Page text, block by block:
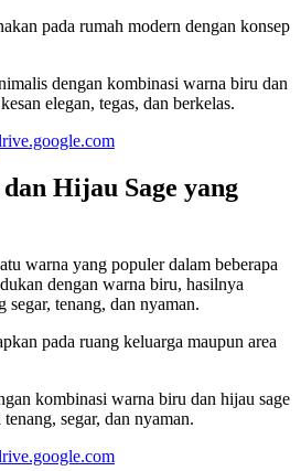
pada rumah modern dengan konsep
Hijau Sage yang
warna yang populer dalam beberapa
dengan warna biru, hasilnya
segar, tenang, dan nyaman.
pada ruang keluarga maupun area